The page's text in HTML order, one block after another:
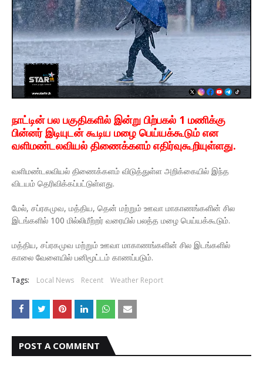
நாட்டின் பல பகுதிகளில் இன்று பிற்பகல் 1 மணிக்கு
பின்னர் இடியுடன் கூடிய மழை பெய்யக்கூடும் என
வளிமண்டலவியல் திணைக்களம் எதிர்வுகூறியுள்ளது.
வளிமண்டலவியல் திணைக்களம் விடுத்துள்ள அறிக்கையில் இந்த
விடயம் தெரிவிக்கப்பட்டுள்ளது.
மேல், சப்ரகமுவ, மத்திய, தென் மற்றும் ஊவா மாகாணங்களின் சில
இடங்களில் 100 மில்லிமீற்றர் வரையில் பலத்த மழை பெய்யக்கூடும்.
மத்திய, சப்ரகமுவ மற்றும் ஊவா மாகாணங்களின் சில இடங்களில்
காலை வேளையில் பனிமூட்டம் காணப்படும்.
Tags: Local News Recent Weather Report
POST A COMMENT